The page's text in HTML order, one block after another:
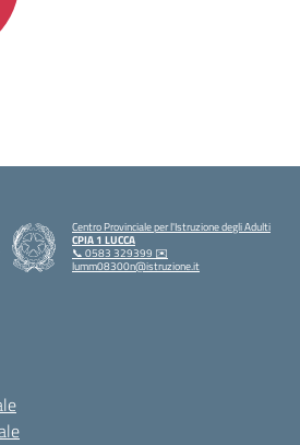
Centro Provinciale per l'Istruzione degli Adulti
CPIA 1 LUCCA
📞 0583 329399 ✉️
lumm08300n@istruzione.it